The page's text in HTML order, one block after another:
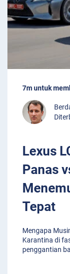
7m untuk
Lexus
Panas
Tepat
Mengapa
Karantina di
penggantian